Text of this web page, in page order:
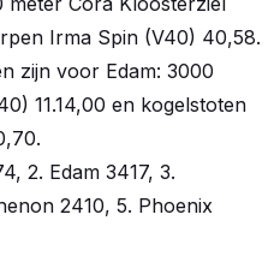
Irma Spin (V40) 40,58.
zijn voor Edam: 3000
11.14,00 en kogelstoten
2. Edam 3417, 3.
2410, 5. Phoenix